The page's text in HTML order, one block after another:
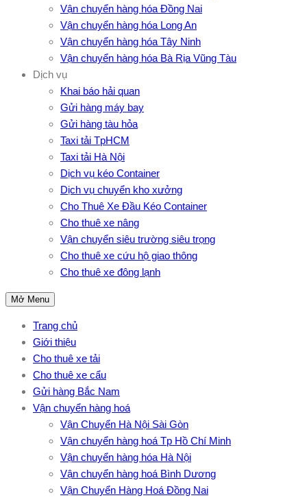
Vận chuyển hàng hóa Đồng Nai
Vận chuyển hàng hóa Long An
Vận chuyển hàng hóa Tây Ninh
Vận chuyển hàng hóa Bà Rịa Vũng Tàu
Dịch vụ
Khai báo hải quan
Gửi hàng máy bay
Gửi hàng tàu hỏa
Taxi tải TpHCM
Taxi tải Hà Nội
Dịch vụ kéo Container
Dịch vụ chuyển kho xưởng
Cho Thuê Xe Đầu Kéo Container
Cho thuê xe nâng
Vận chuyển siêu trường siêu trọng
Cho thuê xe cứu hộ giao thông
Cho thuê xe đông lạnh
Mở Menu
Trang chủ
Giới thiệu
Cho thuê xe tải
Cho thuê xe cẩu
Gửi hàng Bắc Nam
Vận chuyển hàng hoá
Vận Chuyển Hà Nội Sài Gòn
Vận chuyển hàng hoá Tp Hồ Chí Minh
Vận chuyển hàng hóa Hà Nội
Vận chuyển hàng hoá Bình Dương
Vận Chuyển Hàng Hoá Đồng Nai